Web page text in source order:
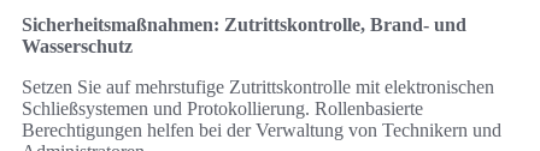
Sicherheitsmaßnahmen: Zutrittskontrolle, Brand- und
Wasserschutz
Setzen Sie auf mehrstufige Zutrittskontrolle mit elektronischen
Schließsystemen und Protokollierung. Rollenbasierte
Berechtigungen helfen bei der Verwaltung von Technikern und